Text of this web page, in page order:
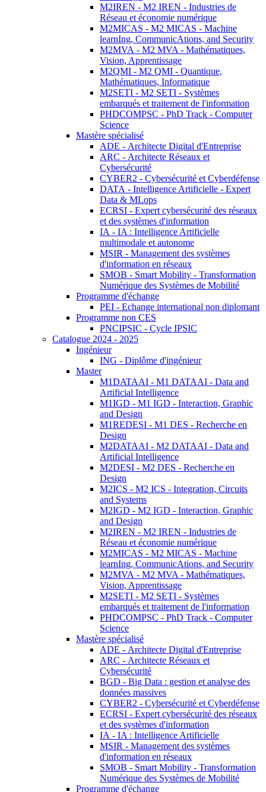
M2IREN - M2 IREN - Industries de
Réseau et économie numérique
M2MICAS - M2 MICAS - Machine
learnIng, CommunicAtions, and Security
M2MVA - M2 MVA - Mathématiques,
Vision, Apprentissage
M2QMI - M2 QMI - Quantique,
Mathématiques, Informatique
M2SETI - M2 SETI - Systèmes
embarqués et traitement de l'information
PHDCOMPSC - PhD Track - Computer
Science
Mastère spécialisé
ADE - Architecte Digital d'Entreprise
ARC - Architecte Réseaux et
Cybersécurité
CYBER2 - Cybersécurité et Cyberdéfense
DATA - Intelligence Artificielle - Expert
Data & MLops
ECRSI - Expert cybersécurité des réseaux
et des systèmes d'information
IA - IA : Intelligence Artificielle
multimodale et autonome
MSIR - Management des systèmes
d'information en réseaux
SMOB - Smart Mobility - Transformation
Numérique des Systèmes de Mobilité
Programme d'échange
PEI - Echange international non diplomant
Programme non CES
PNCIPSIC - Cycle IPSIC
Catalogue 2024 - 2025
Ingénieur
ING - Diplôme d'ingénieur
Master
M1DATAAI - M1 DATAAI - Data and
Artificial Intelligence
M1IGD - M1 IGD - Interaction, Graphic
and Design
M1REDESI - M1 DES - Recherche en
Design
M2DATAAI - M2 DATAAI - Data and
Artificial Intelligence
M2DESI - M2 DES - Recherche en
Design
M2ICS - M2 ICS - Integration, Circuits
and Systems
M2IGD - M2 IGD - Interaction, Graphic
and Design
M2IREN - M2 IREN - Industries de
Réseau et économie numérique
M2MICAS - M2 MICAS - Machine
learnIng, CommunicAtions, and Security
M2MVA - M2 MVA - Mathématiques,
Vision, Apprentissage
M2SETI - M2 SETI - Systèmes
embarqués et traitement de l'information
PHDCOMPSC - PhD Track - Computer
Science
Mastère spécialisé
ADE - Architecte Digital d'Entreprise
ARC - Architecte Réseaux et
Cybersécurité
BGD - Big Data : gestion et analyse des
données massives
CYBER2 - Cybersécurité et Cyberdéfense
ECRSI - Expert cybersécurité des réseaux
et des systèmes d'information
IA - IA : Intelligence Artificielle
MSIR - Management des systèmes
d'information en réseaux
SMOB - Smart Mobility - Transformation
Numérique des Systèmes de Mobilité
Programme d'échange